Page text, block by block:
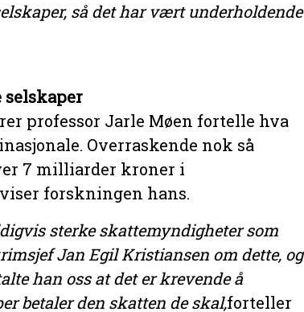
så det har vært underholdende
professor Jarle Møen fortelle hva
Overraskende nok så
7 milliarder kroner i
forskningen hans.
sterke skattemyndigheter som
Jan Egil Kristiansen om dette, og
han oss at det er krevende å
betaler den skatten de skal,forteller